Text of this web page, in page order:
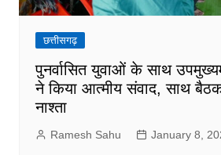
छत्तीसगढ़
पुनर्वासित युवाओं के साथ
ने किया आत्मीय संवाद, साथ
नाश्ता
Ramesh Sahu January 8,